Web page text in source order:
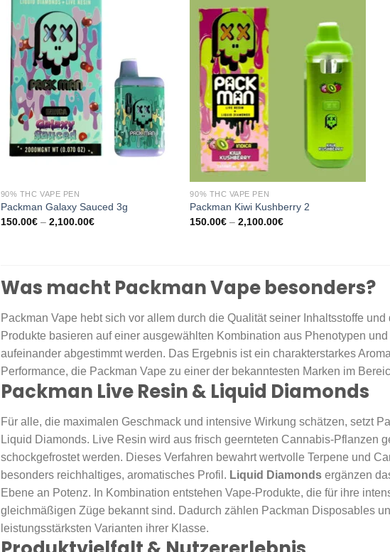
90% THC VAPE PEN
Packman Galaxy Sauced 3g
150.00€ – 2,100.00€Preisspanne:
90% THC VAPE PEN
Packman Kiwi Kushberry 2
150.00€ –2,100.00€Preisspanne:
Was macht Packman Vape besonders?
Packman Vape hebt sich vor allem durch die Qualität seiner Inhaltsstoffe
Produkte basieren auf einer ausgewählten Kombination aus Phenotypen
aufeinander abgestimmt werden. Das Ergebnis ist ein charakterstarkes
Performance, die Packman Vape zu einer der bekanntesten Marken im
Packman Live Resin & Liquid Diamonds
Für alle, die maximalen Geschmack und intensive Wirkung schätzen, setzt
Liquid Diamonds. Live Resin wird aus frisch geernteten Cannabis-Pflanzen
schockgefrostet werden. Dieses Verfahren bewahrt wertvolle Terpene und
besonders reichhaltiges, aromatisches Profil. Liquid Diamonds ergänzen
Ebene an Potenz. In Kombination entstehen Vape-Produkte, die für ihre
gleichmäßigen Züge bekannt sind. Dadurch zählen Packman Disposables
leistungsstärksten Varianten ihrer Klasse.